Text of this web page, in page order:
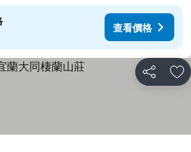
查看價格
分享 加